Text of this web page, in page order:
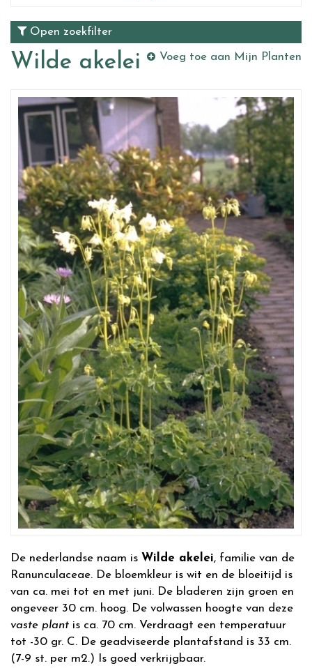
Open zoekfilter
Wilde akelei Voeg toe aan Mijn Planten
De nederlandse naam is Wilde akelei, familie van de
Ranunculaceae. De bloemkleur is wit en de bloeitijd is
van ca. mei tot en met juni. De bladeren zijn groen en
ongeveer 30 cm. hoog. De volwassen hoogte van deze
vaste plant is ca. 70 cm. Verdraagt een temperatuur
tot -30 gr. C. De geadviseerde plantafstand is 33 cm.
(7-9 st. per m2.) Is goed verkrijgbaar.